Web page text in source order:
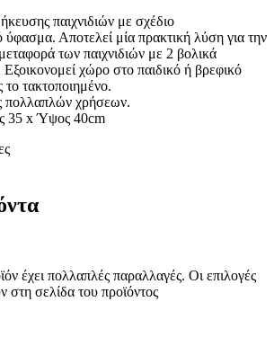
παιχνιδιών με σχέδιο
Αποτελεί μία πρακτική λύση για την
των παιχνιδιών με 2 βολικά
χώρο στο παιδικό ή βρεφικό
τακτοποιημένο.
πολλαπλών χρήσεων.
35 x Ύψος 40cm
έχει πολλαπλές παραλλαγές. Οι επιλογές
στη σελίδα του προϊόντος